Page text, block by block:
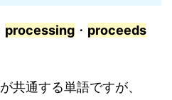
processing ・ proceeds
共通する単語ですが、